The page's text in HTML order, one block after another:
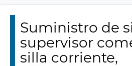
Suministro de
supervisor
silla corriente,